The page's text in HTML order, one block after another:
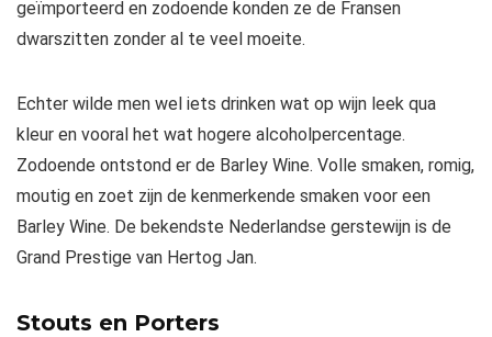
geïmporteerd en zodoende konden ze de Fransen
dwarszitten zonder al te veel moeite.
Echter wilde men wel iets drinken wat op wijn leek qua
kleur en vooral het wat hogere alcoholpercentage.
Zodoende ontstond er de Barley Wine. Volle smaken, romig,
moutig en zoet zijn de kenmerkende smaken voor een
Barley Wine. De bekendste Nederlandse gerstewijn is de
Grand Prestige van Hertog Jan.
Stouts en Porters